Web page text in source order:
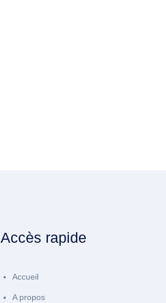
Accès rapide
Accueil
A propos